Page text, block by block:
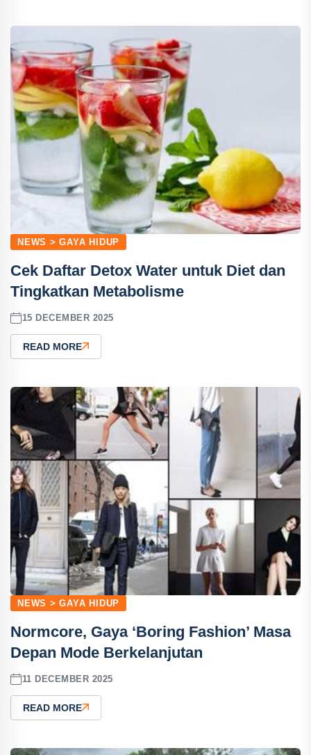
NEWS > GAYA HIDUP
Cek Daftar Detox Water untuk Diet dan
Tingkatkan Metabolisme
15 DECEMBER 2025
READ MORE
NEWS > GAYA HIDUP
Normcore, Gaya ‘Boring Fashion’ Masa
Depan Mode Berkelanjutan
11 DECEMBER 2025
READ MORE